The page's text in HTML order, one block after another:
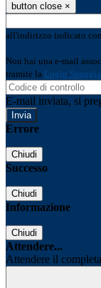
button close ×
all'indirizzo indicato
Non hai una e-mail
tramite la Login
E-mail inviata, si
Errore
Chiudi
Successo
Chiudi
Informazione
Chiudi
Attendere...
Attendere il